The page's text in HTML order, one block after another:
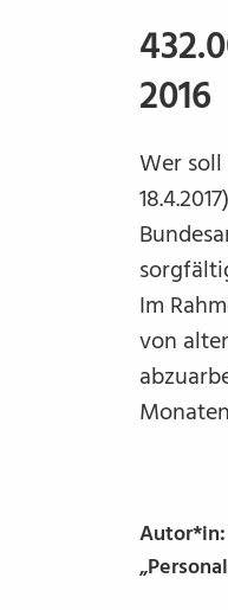
2016
Wer soll
Im
von